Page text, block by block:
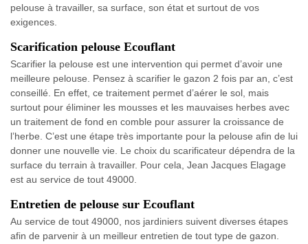
pelouse à travailler, sa surface, son état et surtout de vos
exigences.
Scarification pelouse Ecouflant
Scarifier la pelouse est une intervention qui permet d’avoir une
meilleure pelouse. Pensez à scarifier le gazon 2 fois par an, c’est
conseillé. En effet, ce traitement permet d’aérer le sol, mais
surtout pour éliminer les mousses et les mauvaises herbes avec
un traitement de fond en comble pour assurer la croissance de
l’herbe. C’est une étape très importante pour la pelouse afin de lui
donner une nouvelle vie. Le choix du scarificateur dépendra de la
surface du terrain à travailler. Pour cela, Jean Jacques Elagage
est au service de tout 49000.
Entretien de pelouse sur Ecouflant
Au service de tout 49000, nos jardiniers suivent diverses étapes
afin de parvenir à un meilleur entretien de tout type de gazon.